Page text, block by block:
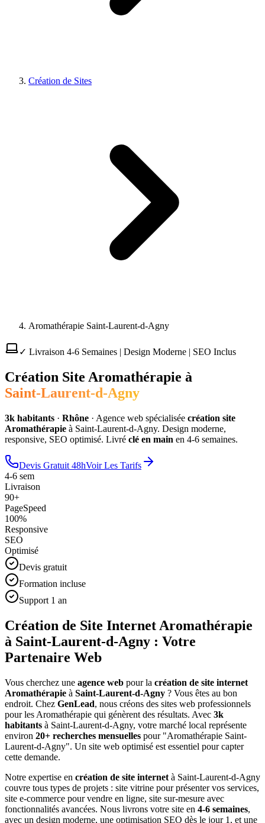
Création de Sites
Aromathérapie Saint-Laurent-d-Agny
✓ Livraison 4-6 Semaines | Design Moderne | SEO Inclus
Création Site Aromathérapie à
Saint-Laurent-d-Agny
3k habitants · Rhône · Agence web spécialisée création site
Aromathérapie à Saint-Laurent-d-Agny. Design moderne,
responsive, SEO optimisé. Livré clé en main en 4-6 semaines.
Devis Gratuit 48hVoir Les Tarifs
4-6 sem
Livraison
90+
PageSpeed
100%
Responsive
SEO
Optimisé
Devis gratuit
Formation incluse
Support 1 an
Création de Site Internet Aromathérapie
à Saint-Laurent-d-Agny : Votre
Partenaire Web
Vous cherchez une agence web pour la création de site internet
Aromathérapie à Saint-Laurent-d-Agny ? Vous êtes au bon
endroit. Chez GenLead, nous créons des sites web professionnels
pour les Aromathérapie qui génèrent des résultats. Avec 3k
habitants à Saint-Laurent-d-Agny, votre marché local représente
environ 20+ recherches mensuelles pour "Aromathérapie Saint-
Laurent-d-Agny". Un site web optimisé est essentiel pour capter
cette demande.
Notre expertise en création de site internet à Saint-Laurent-d-Agny
couvre tous types de projets : site vitrine pour présenter vos services,
site e-commerce pour vendre en ligne, site sur-mesure avec
fonctionnalités avancées. Nous livrons votre site en 4-6 semaines,
avec un design moderne, une optimisation SEO dès le jour 1, et une